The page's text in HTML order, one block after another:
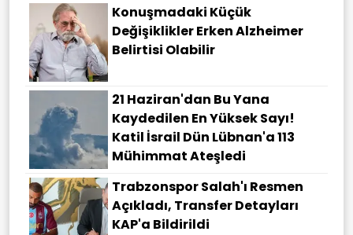
Konuşmadaki Küçük
Değişiklikler Erken Alzheimer
Belirtisi Olabilir
21 Haziran'dan Bu Yana
Kaydedilen En Yüksek Sayı!
Katil İsrail Dün Lübnan'a 113
Mühimmat Ateşledi
Trabzonspor Salah'ı Resmen
Açıkladı, Transfer Detayları
KAP'a Bildirildi